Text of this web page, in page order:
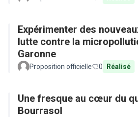
Expérimenter des
lutte contre la
Garonne
Proposition officielle 0 Réalisé
Une fresque au cœur du
Bourrasol